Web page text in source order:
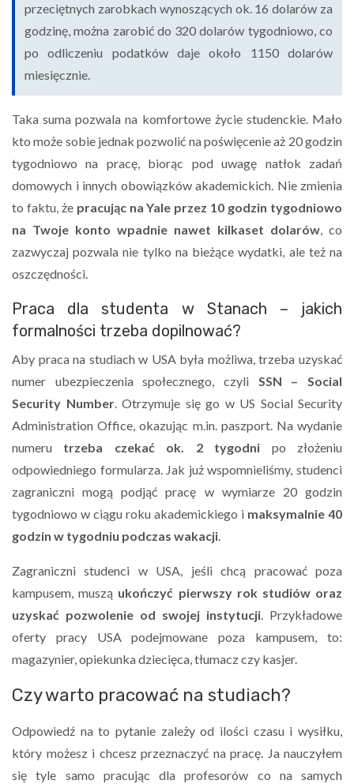
przeciętnych zarobkach wynoszących ok. 16 dolarów za
godzinę, można zarobić do 320 dolarów tygodniowo, co
po odliczeniu podatków daje około 1150 dolarów
miesięcznie.
Taka suma pozwala na komfortowe życie studenckie. Mało
kto może sobie jednak pozwolić na poświęcenie aż 20 godzin
tygodniowo na pracę, biorąc pod uwagę natłok zadań
domowych i innych obowiązków akademickich. Nie zmienia
to faktu, że pracując na Yale przez 10 godzin tygodniowo
na Twoje konto wpadnie nawet kilkaset dolarów, co
zazwyczaj pozwala nie tylko na bieżące wydatki, ale też na
oszczędności.
Praca dla studenta w Stanach – jakich
formalności trzeba dopilnować?
Aby praca na studiach w USA była możliwa, trzeba uzyskać
numer ubezpieczenia społecznego, czyli SSN
– Social
Security Number. Otrzymuje się go w US Social Security
Administration Office, okazując m.in. paszport. Na wydanie
numeru trzeba czekać ok. 2 tygodni po złożeniu
odpowiedniego formularza. Jak już wspomnieliśmy, studenci
zagraniczni mogą podjąć pracę w wymiarze 20 godzin
tygodniowo w ciągu roku akademickiego i maksymalnie 40
godzin w tygodniu podczas wakacji.
Zagraniczni studenci w USA, jeśli chcą pracować poza
kampusem, muszą ukończyć pierwszy rok studiów oraz
uzyskać pozwolenie od swojej instytucji. Przykładowe
oferty pracy USA podejmowane poza kampusem, to:
magazynier, opiekunka dziecięca, tłumacz czy kasjer.
Czy warto pracować na studiach?
Odpowiedź na to pytanie zależy od ilości czasu i wysiłku,
który możesz i chcesz przeznaczyć na pracę. Ja nauczyłem
się tyle samo pracując dla profesorów co na samych